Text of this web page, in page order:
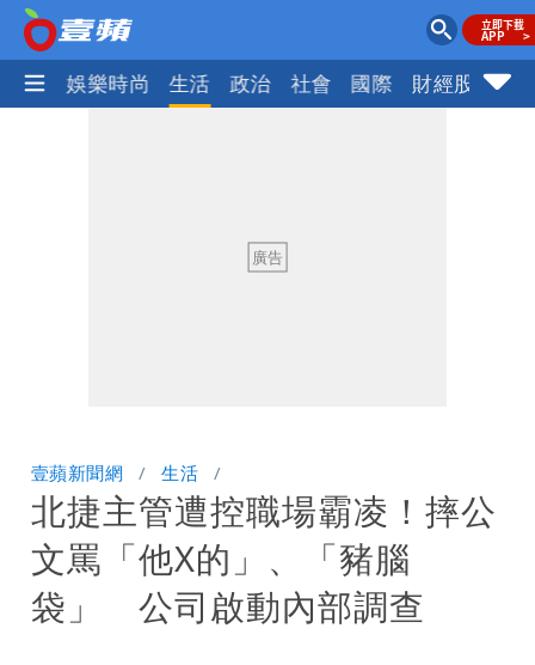
熱門 娛樂時尚 生活 政治 社會 國際 財經股市
壹蘋新聞網 生活
北捷主管遭控職場霸凌！摔公
文罵「他X的」、「豬腦
袋」 公司啟動內部調查